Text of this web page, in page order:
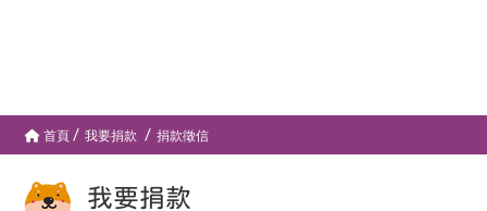
首頁 我要捐款 捐款徵信
我要捐款